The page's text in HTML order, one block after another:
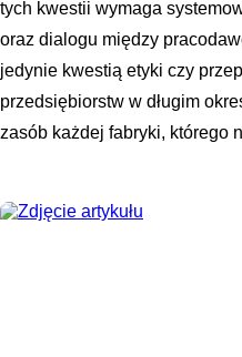
tych kwestii wymaga
oraz dialogu między
jedynie kwestią etyki czy
przedsiębiorstw w długim
zasób każdej fabryki, którego